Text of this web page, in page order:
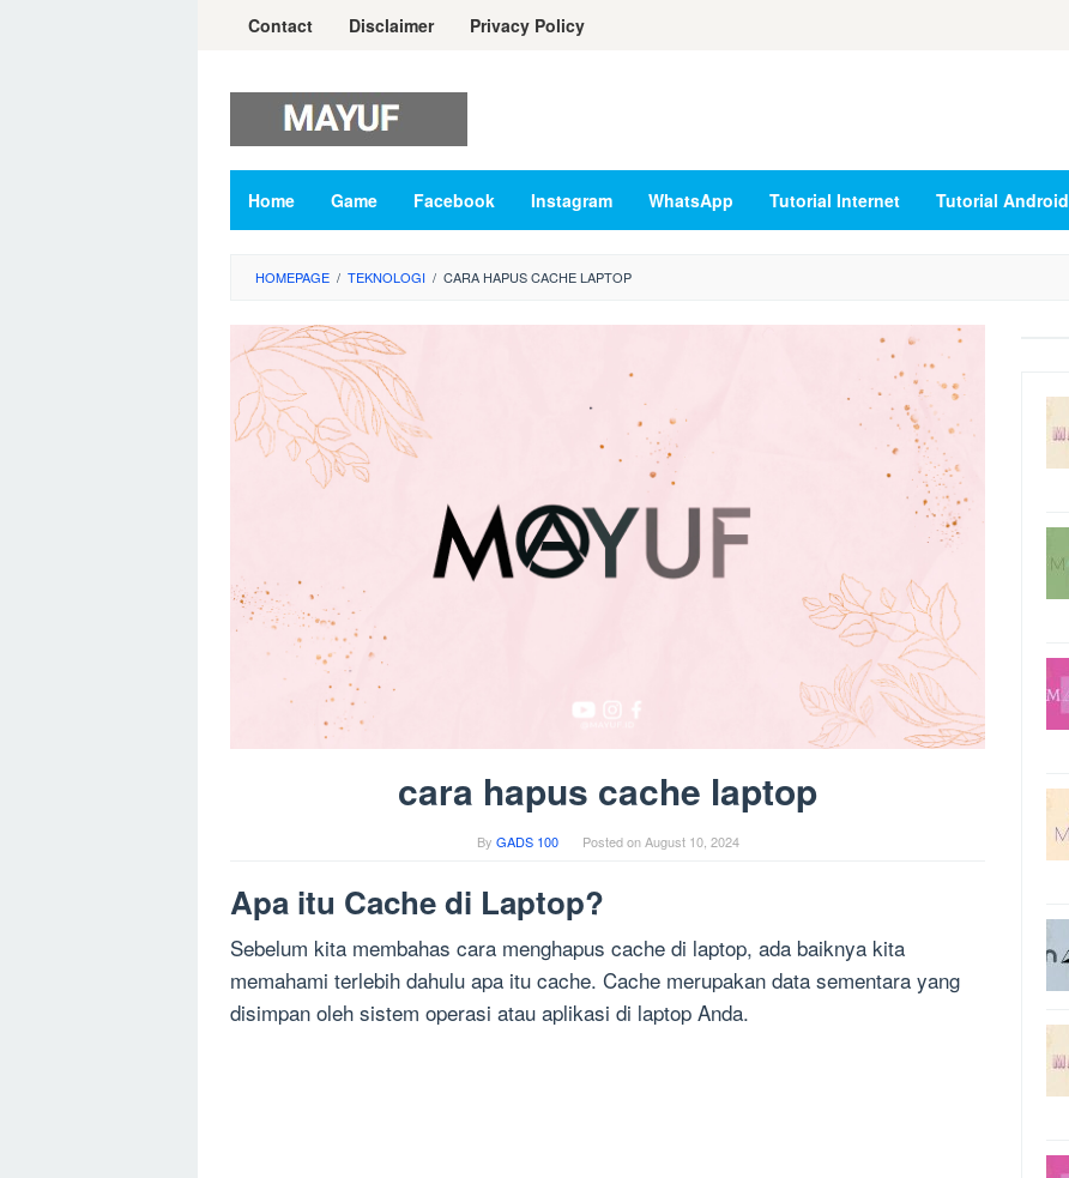
Contact Disclaimer Privacy Policy
Home Game Facebook Instagram WhatsApp Tutorial Internet Tutorial Android
HOMEPAGE / TEKNOLOGI / CARA HAPUS CACHE LAPTOP
cara hapus cache laptop
By GADS 100 Posted onAugust 10, 2024
Apa itu Cache di Laptop?
Sebelum kita membahas cara menghapus cache di laptop, ada baiknya kita
memahami terlebih dahulu apa itu cache. Cache merupakan data sementara yang
disimpan oleh sistem operasi atau aplikasi di laptop Anda.